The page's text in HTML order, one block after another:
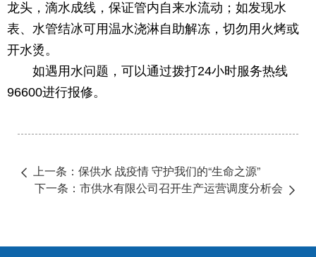
龙头，滴水成线，保证管内自来水流动；如发现水
表、水管结冰可用温水浇淋自助解冻，切勿用火烤或
开水烫。
如遇用水问题，可以通过拨打24小时服务热线
96600进行报修。
上一条：保供水 战疫情 守护我们的“生命之源”
下一条：市供水有限公司召开生产运营调度分析会